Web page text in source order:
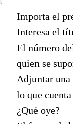
Importa el
Interesa el
El número
quien se
Adjuntar
lo que
¿Qué oye?